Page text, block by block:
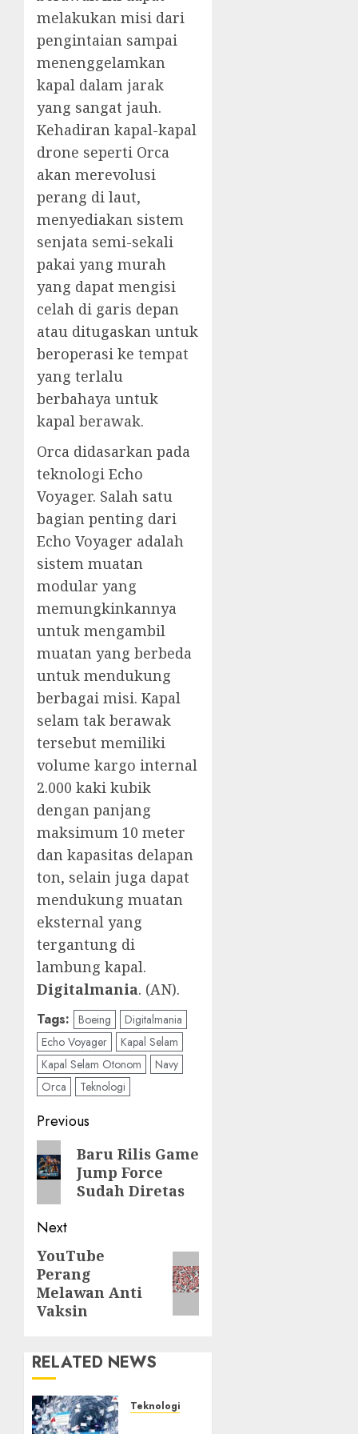
melakukan misi dari
pengintaian sampai
menenggelamkan
kapal dalam jarak
yang sangat jauh.
Kehadiran kapal-kapal
drone seperti Orca
akan merevolusi
perang di laut,
menyediakan sistem
senjata semi-sekali
pakai yang murah
yang dapat mengisi
celah di garis depan
atau ditugaskan untuk
beroperasi ke tempat
yang terlalu
berbahaya untuk
kapal berawak.
Orca didasarkan pada
teknologi Echo
Voyager. Salah satu
bagian penting dari
Echo Voyager adalah
sistem muatan
modular yang
memungkinkannya
untuk mengambil
muatan yang berbeda
untuk mendukung
berbagai misi. Kapal
selam tak berawak
tersebut memiliki
volume kargo internal
2.000 kaki kubik
dengan panjang
maksimum 10 meter
dan kapasitas delapan
ton, selain juga dapat
mendukung muatan
eksternal yang
tergantung di
lambung kapal.
Digitalmania. (AN).
Tags: Boeing
Digitalmania
Echo Voyager
Kapal Selam
Kapal Selam Otonom
Navy
Orca
Teknologi
Post
navigation
Previous
Previous
post:
Baru Rilis Game
Jump Force
Sudah Diretas
Next
Next
post:
YouTube
Perang
Melawan Anti
Vaksin
RELATED NEWS
Teknologi